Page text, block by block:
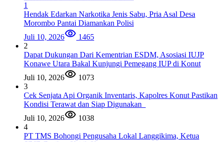
1
Hendak Edarkan Narkotika Jenis Sabu, Pria Asal Desa
Morombo Pantai Diamankan Polisi
Juli 10, 2026
1465
2
Dapat Dukungan Dari Kementrian ESDM, Asosiasi IUJP
Konawe Utara Bakal Kunjungi Pemegang IUP di Konut
Juli 10, 2026
1073
3
Cek Senjata Api Organik Inventaris, Kapolres Konut Pastikan
Kondisi Terawat dan Siap Digunakan
Juli 10, 2026
1038
4
PT TMS Bohongi Pengusaha Lokal Langgikima, Ketua